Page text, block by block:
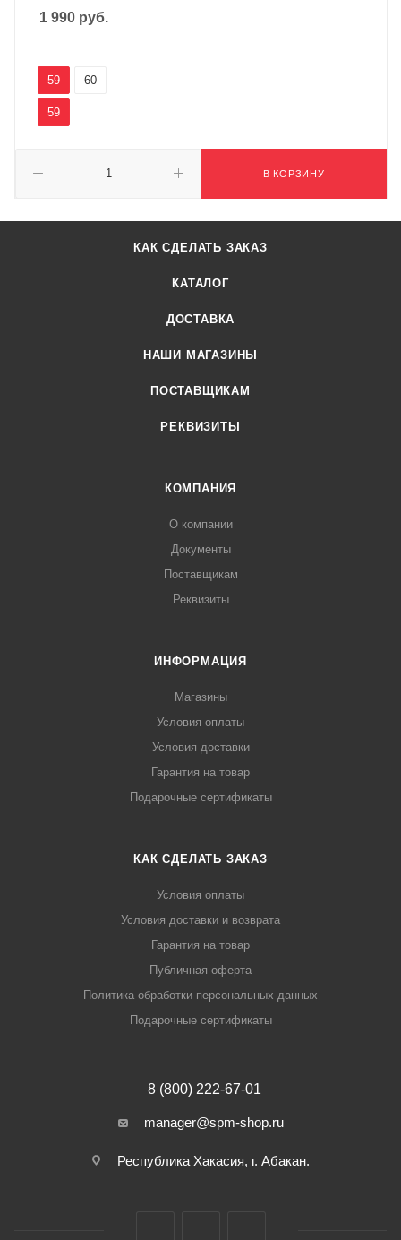
1 990 руб.
В КОРЗИНУ
59 60
59
КАК СДЕЛАТЬ ЗАКАЗ
КАТАЛОГ
ДОСТАВКА
НАШИ МАГАЗИНЫ
ПОСТАВЩИКАМ
РЕКВИЗИТЫ
КОМПАНИЯ
О компании
Документы
Поставщикам
Реквизиты
ИНФОРМАЦИЯ
Магазины
Условия оплаты
Условия доставки
Гарантия на товар
Подарочные сертификаты
КАК СДЕЛАТЬ ЗАКАЗ
Условия оплаты
Условия доставки и возврата
Гарантия на товар
Публичная оферта
Политика обработки персональных данных
Подарочные сертификаты
8 (800) 222-67-01
manager@spm-shop.ru
Республика Хакасия, г. Абакан.